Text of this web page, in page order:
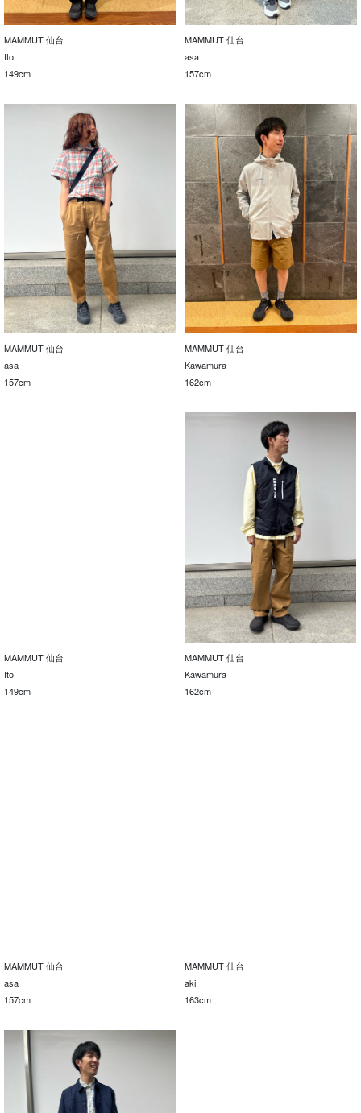
MAMMUT 仙台
Ito
149cm
MAMMUT 仙台
asa
157cm
MAMMUT 仙台
asa
157cm
MAMMUT 仙台
Kawamura
162cm
MAMMUT 仙台
Ito
149cm
MAMMUT 仙台
Kawamura
162cm
MAMMUT 仙台
asa
157cm
MAMMUT 仙台
aki
163cm